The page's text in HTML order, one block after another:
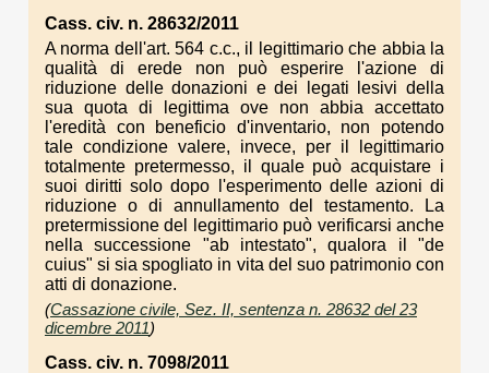
Cass. civ. n. 28632/2011
A norma dell'art. 564 c.c., il legittimario che abbia la
qualità di erede non può esperire l'azione di
riduzione delle donazioni e dei legati lesivi della
sua quota di legittima ove non abbia accettato
l'eredità con beneficio d'inventario, non potendo
tale condizione valere, invece, per il legittimario
totalmente pretermesso, il quale può acquistare i
suoi diritti solo dopo l'esperimento delle azioni di
riduzione o di annullamento del testamento. La
pretermissione del legittimario può verificarsi anche
nella successione "ab intestato", qualora il "de
cuius" si sia spogliato in vita del suo patrimonio con
atti di donazione.
(Cassazione civile, Sez. II, sentenza n. 28632 del 23
dicembre 2011)
Cass. civ. n. 7098/2011